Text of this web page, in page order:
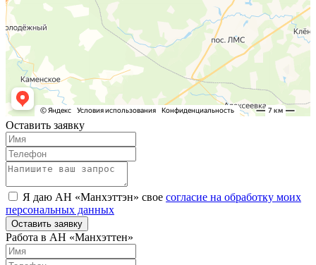
Оставить заявку
Я даю АН «Манхэттэн» свое согласие на обработку моих
персональных данных
Оставить заявку
Работа в АН «Манхэттен»